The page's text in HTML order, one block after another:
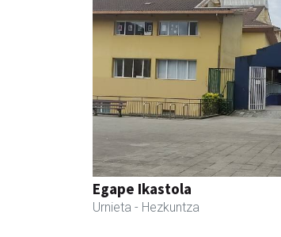
Egape Ikastola
Urnieta - Hezkuntza